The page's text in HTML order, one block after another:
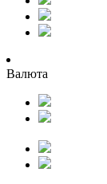
Валюта